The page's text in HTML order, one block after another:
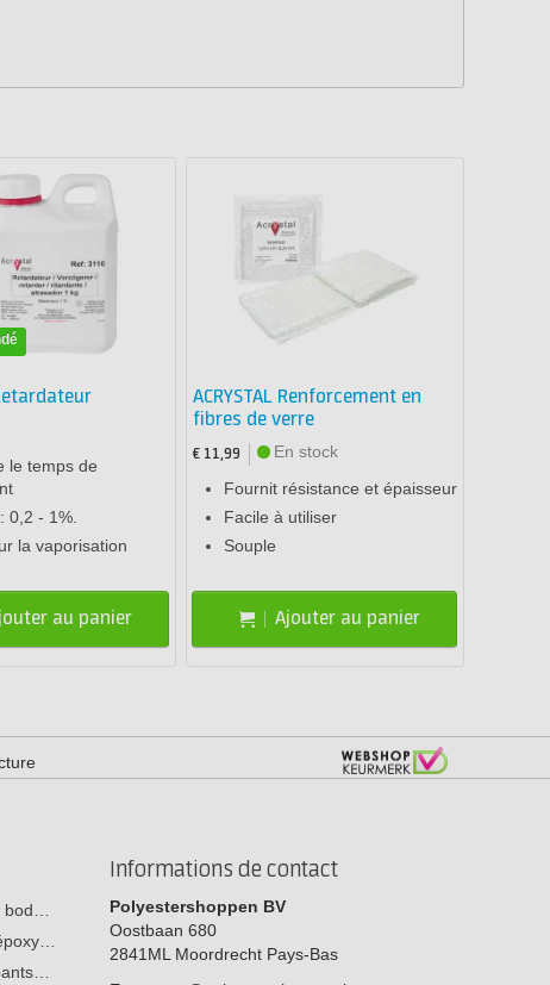
le temps de
0,2 - 1%.
la vaporisation
au panier
ACRYSTAL Renforcement en
fibres de verre
€ 11,99
En stock
Fournit résistance et épaisseur
Facile à utiliser
Souple
Ajouter au panier
Informations de contact
Polyestershoppen BV
Oostbaan 680
2841ML Moordrecht Pays-Bas